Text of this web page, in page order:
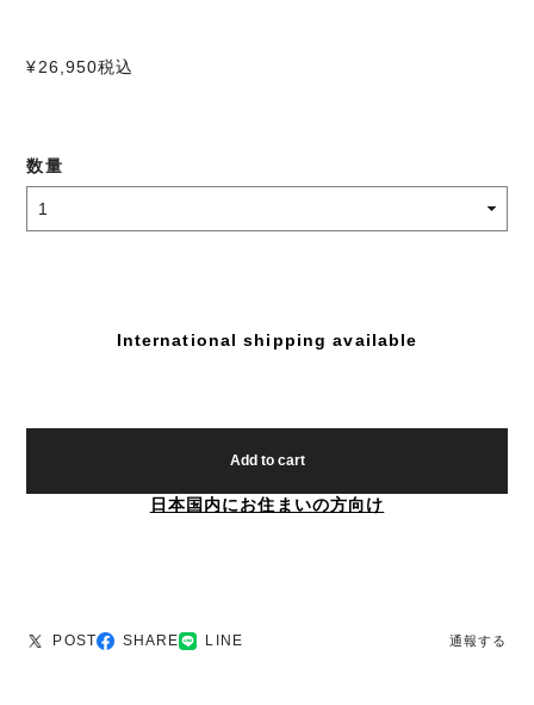
¥26,950税込
数量
International shipping available
Add to cart
日本国内にお住まいの方向け
POST SHARE LINE 通報する